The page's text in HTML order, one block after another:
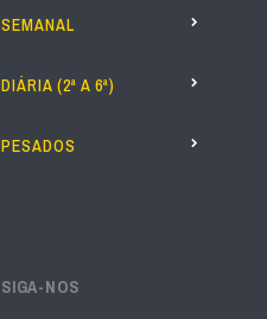
SEMANAL
DIÁRIA (2ª A 6ª)
PESADOS
SIGA-NOS